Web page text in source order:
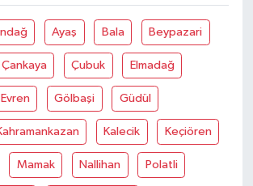
Ayaş Bala Beypazari
Çankaya Çubuk Elmadağ
Evren Gölbaşi Güdül
Kalecik Keçiören
Mamak Nallihan Polatli